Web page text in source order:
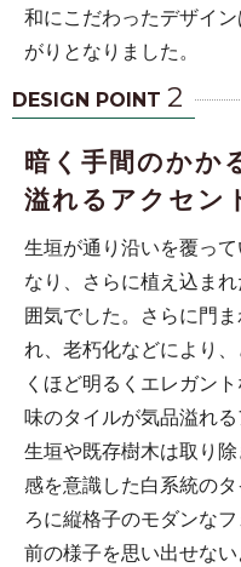
和にこだわったデザイ
がりとなりました。
DESIGN POINT 2
暗く手間のかか
溢れるアクセン
生垣が通り沿いを覆っ
なり、さらに植え込ま
囲気でした。さらに門
れ、老朽化などにより
くほど明るくエレガン
味のタイルが気品溢れる
生垣や既存樹木は取り
感を意識した白系統の
ろに縦格子のモダンな
前の様子を思い出せな